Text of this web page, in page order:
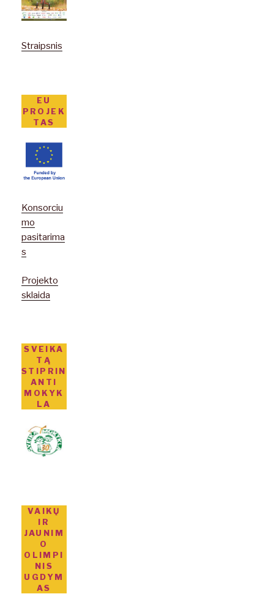
Straipsnis
EU
PROJEK
TAS
Konsorciu
mo
pasitarima
s
Projekto
sklaida
SVEIKA
TĄ
STIPRIN
ANTI
MOKYK
LA
VAIKŲ
IR
JAUNIM
O
OLIMPI
NIS
UGDYM
AS